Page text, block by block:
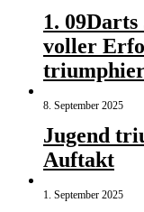
1.
voller
8. September 2025
Jugend
Auftakt
1. September 2025